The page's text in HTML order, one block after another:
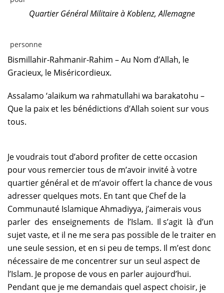
Quartier Général Militaire à Koblenz, Allemagne
Bismillahir-Rahmanir-Rahim – Au Nom d’Allah, le
Gracieux, le Miséricordieux.
Assalamo ‘alaikum wa rahmatullahi wa barakatohu –
Que la paix et les bénédictions d’Allah soient sur vous
tous.
Je voudrais tout d’abord profiter de cette occasion
pour vous remercier tous de m’avoir invité à votre
quartier général et de m’avoir offert la chance de vous
adresser quelques mots. En tant que Chef de la
Communauté Islamique Ahmadiyya, j’aimerais vous
parler des enseignements de l’Islam. Il s’agit là d’un
sujet vaste, et il ne me sera pas possible de le traiter en
une seule session, et en si peu de temps. Il m’est donc
nécessaire de me concentrer sur un seul aspect de
l’Islam. Je propose de vous en parler aujourd’hui.
Pendant que je me demandais quel aspect choisir, je